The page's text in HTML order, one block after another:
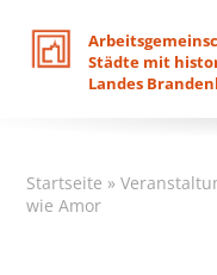
Städte mit
Landes
Startseite »
wie Amor